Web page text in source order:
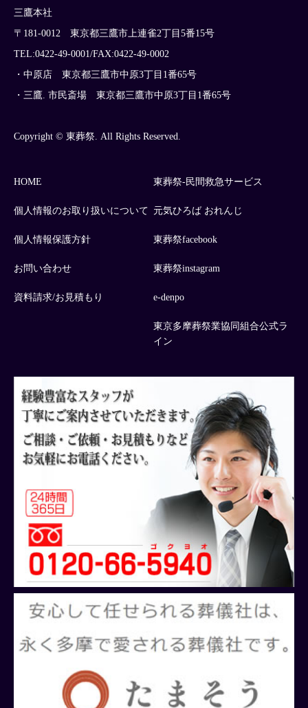
三鷹本社
〒181-0012 東京都三鷹市上連雀2丁目5番15号
TEL:0422-49-0001/FAX:0422-49-0002
・中原店 東京都三鷹市中原3丁目1番65号
・三鷹. 市民斎場 東京都三鷹市中原3丁目1番65号
Copyright © 東葬祭. All Rights Reserved.
HOME
個人情報のお取り扱いについて
個人情報保護方針
お問い合わせ
資料請求/お見積もり
東葬祭-民間救急サービス
元気ひろば おれんじ
東葬祭facebook
東葬祭instagram
e-denpo
東京多摩葬祭業協同組合公式ラ
イン